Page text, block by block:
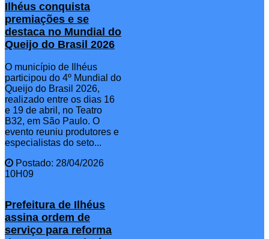
Ilhéus conquista
premiações e se
destaca no Mundial do
Queijo do Brasil 2026
O município de Ilhéus
participou do 4º Mundial do
Queijo do Brasil 2026,
realizado entre os dias 16
e 19 de abril, no Teatro
B32, em São Paulo. O
evento reuniu produtores e
especialistas do seto...
Postado: 28/04/2026
10H09
Prefeitura de Ilhéus
assina ordem de
serviço para reforma